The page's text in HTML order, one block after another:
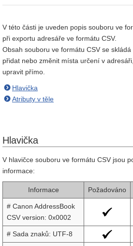
V této části je uveden popis souboru ve
při exportu adresáře ve formátu CSV.
Obsah souboru ve formátu CSV se
přidat nebo změnit místa určení v
upravit přímo.
Hlavička
Atributy v těle
Hlavička
V hlavičce souboru ve formátu CSV jsou
informace:
Informace Požadováno
# Canon AddressBook
CSV version: 0x0002
# Sada znaků: UTF-8